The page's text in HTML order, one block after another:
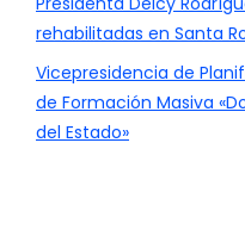
rehabilitadas en Santa
Vicepresidencia de
de Formación Masiva
del Estado»